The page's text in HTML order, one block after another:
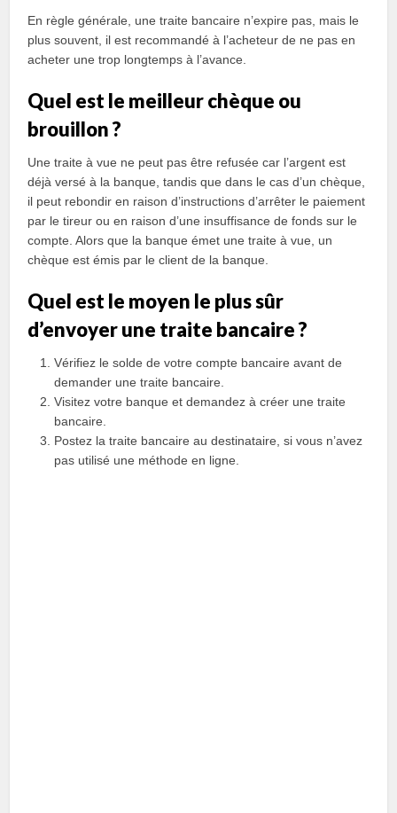
En règle générale, une traite bancaire n’expire pas, mais le
plus souvent, il est recommandé à l’acheteur de ne pas en
acheter une trop longtemps à l’avance.
Quel est le meilleur chèque ou
brouillon ?
Une traite à vue ne peut pas être refusée car l’argent est
déjà versé à la banque, tandis que dans le cas d’un chèque,
il peut rebondir en raison d’instructions d’arrêter le paiement
par le tireur ou en raison d’une insuffisance de fonds sur le
compte. Alors que la banque émet une traite à vue, un
chèque est émis par le client de la banque.
Quel est le moyen le plus sûr
d’envoyer une traite bancaire ?
Vérifiez le solde de votre compte bancaire avant de
demander une traite bancaire.
Visitez votre banque et demandez à créer une traite
bancaire.
Postez la traite bancaire au destinataire, si vous n’avez
pas utilisé une méthode en ligne.